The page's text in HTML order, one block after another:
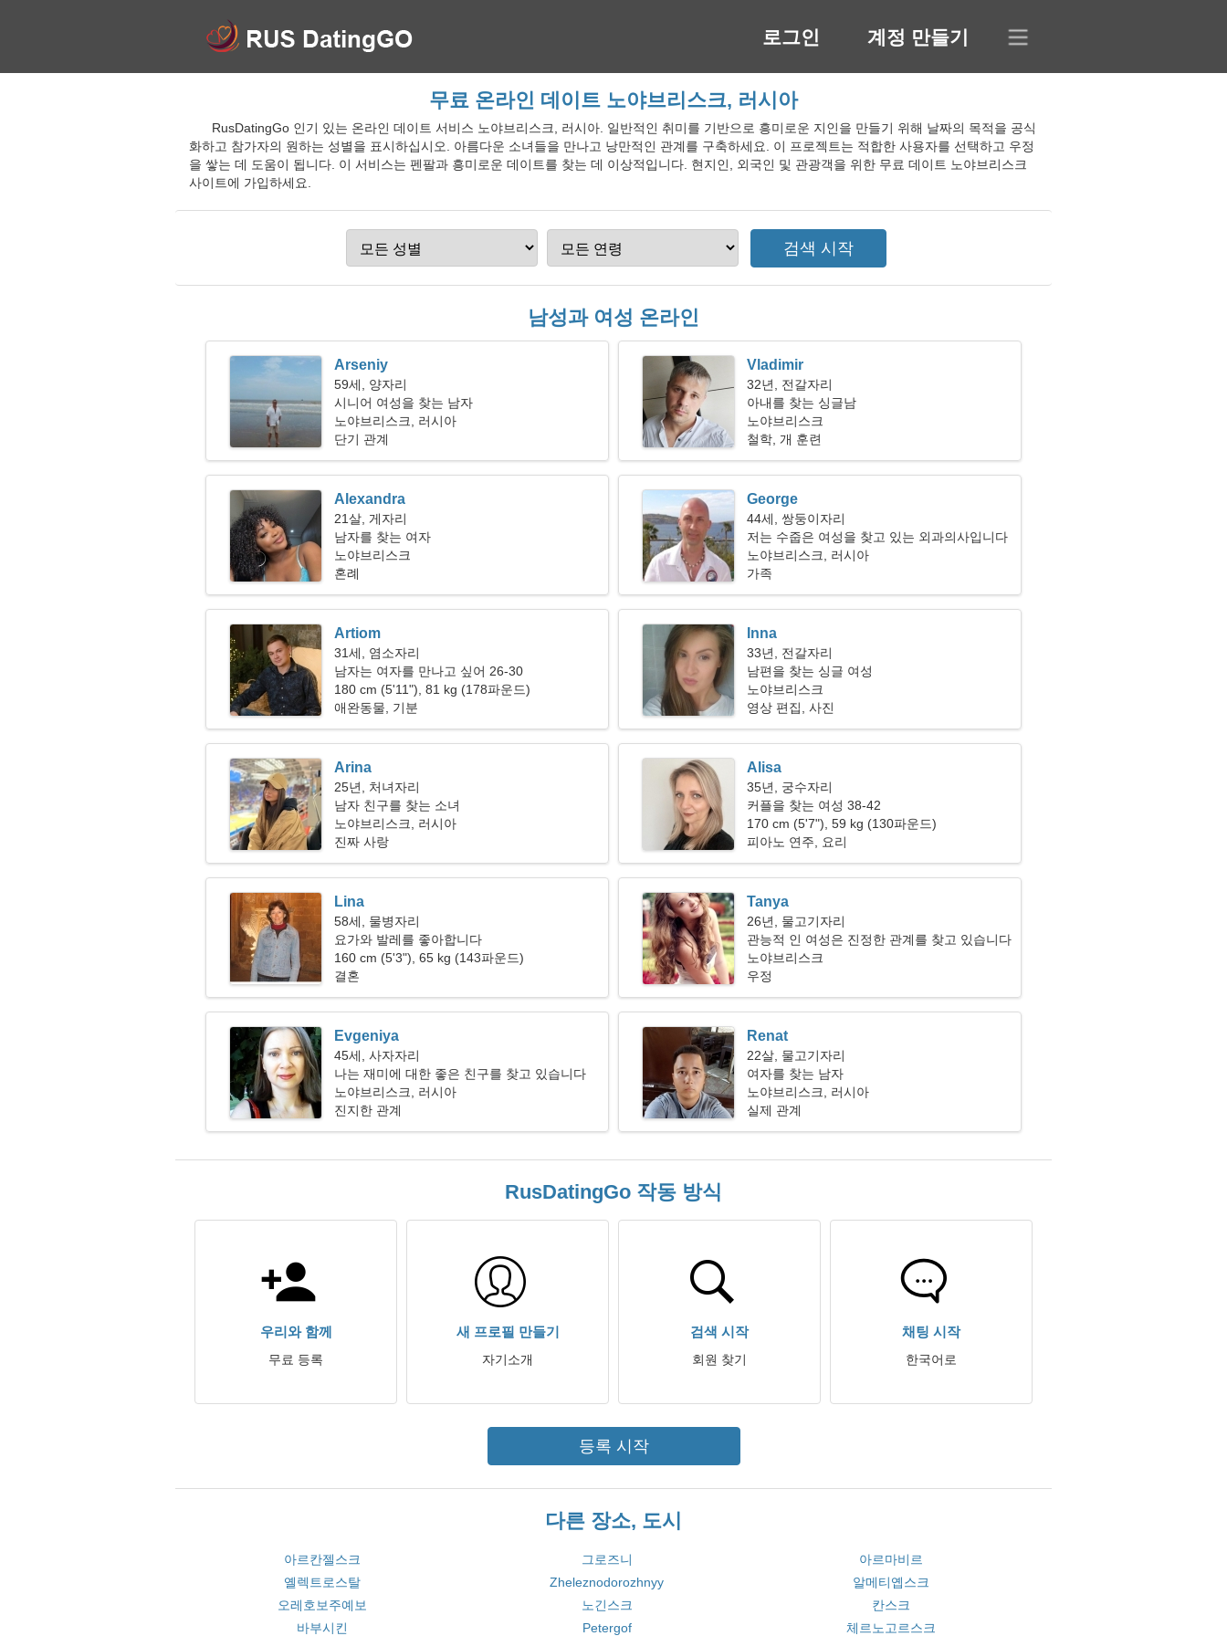
로그인 계정 만들기
무료 온라인 데이트 노야브리스크, 러시아
RusDatingGo 인기 있는 온라인 데이트 서비스 노야브리스크, 러시아. 일반적인 취미를 기반으로 흥미로운 지인을 만들기 위해 날짜의 목적을 공식
화하고 참가자의 원하는 성별을 표시하십시오. 아름다운 소녀들을 만나고 낭만적인 관계를 구축하세요. 이 프로젝트는 적합한 사용자를 선택하고 우정
을 쌓는 데 도움이 됩니다. 이 서비스는 펜팔과 흥미로운 데이트를 찾는 데 이상적입니다. 현지인, 외국인 및 관광객을 위한 무료 데이트 노야브리스크
사이트에 가입하세요.
남성과 여성 온라인
Arseniy
59세, 양자리
시니어 여성을 찾는 남자
노야브리스크, 러시아
단기 관계
Vladimir
32년, 전갈자리
아내를 찾는 싱글남
노야브리스크
철학, 개 훈련
Alexandra
21살, 게자리
남자를 찾는 여자
노야브리스크
혼례
George
44세, 쌍둥이자리
저는 수줍은 여성을 찾고 있는 외과의사입니다
노야브리스크, 러시아
가족
Artiom
31세, 염소자리
남자는 여자를 만나고 싶어 26-30
180 cm (5'11"), 81 kg (178파운드)
애완동물, 기분
Inna
33년, 전갈자리
남편을 찾는 싱글 여성
노야브리스크
영상 편집, 사진
Arina
25년, 처녀자리
남자 친구를 찾는 소녀
노야브리스크, 러시아
진짜 사랑
Alisa
35년, 궁수자리
커플을 찾는 여성 38-42
170 cm (5'7"), 59 kg (130파운드)
피아노 연주, 요리
Lina
58세, 물병자리
요가와 발레를 좋아합니다
160 cm (5'3"), 65 kg (143파운드)
결혼
Tanya
26년, 물고기자리
관능적 인 여성은 진정한 관계를 찾고 있습니다
노야브리스크
우정
Evgeniya
45세, 사자자리
나는 재미에 대한 좋은 친구를 찾고 있습니다
노야브리스크, 러시아
진지한 관계
Renat
22살, 물고기자리
여자를 찾는 남자
노야브리스크, 러시아
실제 관계
RusDatingGo 작동 방식
우리와 함께
무료 등록
새 프로필 만들기
자기소개
검색 시작
회원 찾기
채팅 시작
한국어로
등록 시작
다른 장소, 도시
아르칸젤스크 그로즈니
아르마비르
옐렉트로스탈
Zheleznodorozhnyy
알메티옙스크
오레호보주예보
노긴스크
칸스크
바부시킨
Petergof 체르노고르스크